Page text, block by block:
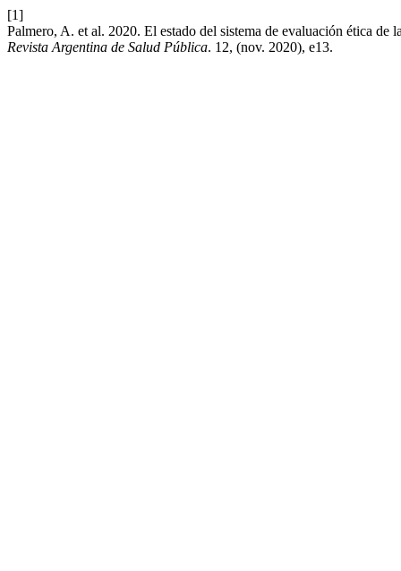
[1]
Palmero, A. et al. 2020. El estado del sistema de evaluación ética
Revista Argentina de Salud Pública. 12, (nov. 2020), e13.